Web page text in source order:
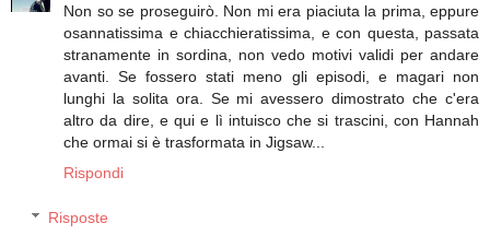
Non so se proseguirò. Non mi era piaciuta la prima, eppure
osannatissima e chiacchieratissima, e con questa, passata
stranamente in sordina, non vedo motivi validi per andare
avanti. Se fossero stati meno gli episodi, e magari non
lunghi la solita ora. Se mi avessero dimostrato che c'era
altro da dire, e qui e lì intuisco che si trascini, con Hannah
che ormai si è trasformata in Jigsaw...
Rispondi
Risposte